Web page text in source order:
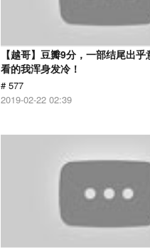
【越哥】豆瓣9分，一部结尾出乎
看的我浑身发冷！
# 577
2019-02-22 02:39